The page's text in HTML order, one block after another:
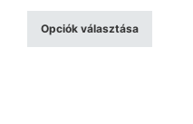
Opciók választása